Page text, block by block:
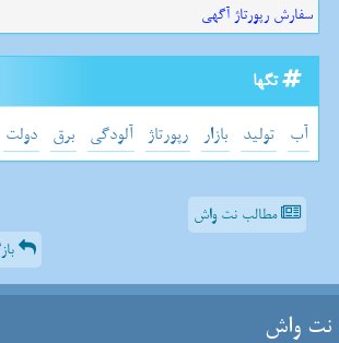
سفارش رپورتاژ آگهی
تگها
آب تولید بازار رپورتاژ آلودگی برق دولت
مطالب نت واش
نت واش